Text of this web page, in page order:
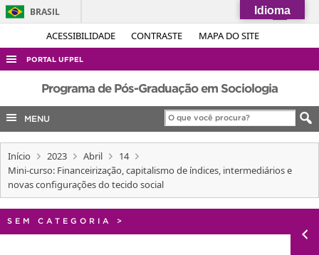
ACESSIBILIDADE CONTRASTE MAPA DO SITE
BRASIL
Simplifique!
Acesso à informação
Legislação
Canais
PORTAL UFPEL
ACESSO À INFORMAÇÃO
AUDITORIA
COBALTO
CONCURSOS
EDITAIS
Programa de Pós-Graduação em Sociologia
MENU
Início 2023 Abril
14
Mini-curso: Financeirização, capitalismo de índices, intermediários e
novas configurações do tecido social
SEM CATEGORIA >
Idioma